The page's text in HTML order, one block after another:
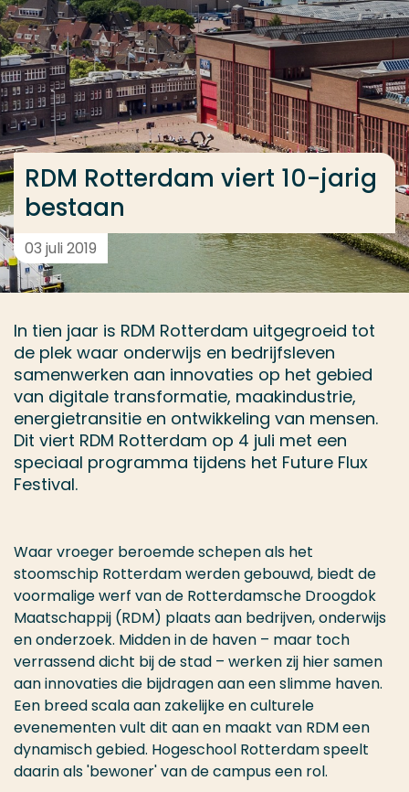
Ga direct naar de content
... > RDM Rotterdam viert 10-jarig bestaan
RDM Rotterdam viert 10-jarig
bestaan
03 juli 2019
In tien jaar is RDM Rotterdam uitgegroeid tot
de plek waar onderwijs en bedrijfsleven
samenwerken aan innovaties op het gebied
van digitale transformatie, maakindustrie,
energietransitie en ontwikkeling van mensen.
Dit viert RDM Rotterdam op 4 juli met een
speciaal programma tijdens het Future Flux
Festival.
Waar vroeger beroemde schepen als het
stoomschip Rotterdam werden gebouwd, biedt de
voormalige werf van de Rotterdamsche Droogdok
Maatschappij (RDM) plaats aan bedrijven, onderwijs
en onderzoek. Midden in de haven – maar toch
verrassend dicht bij de stad – werken zij hier samen
aan innovaties die bijdragen aan een slimme haven.
Een breed scala aan zakelijke en culturele
evenementen vult dit aan en maakt van RDM een
dynamisch gebied. Hogeschool Rotterdam speelt
daarin als 'bewoner' van de campus een rol.
Veel gezocht
Opleiding